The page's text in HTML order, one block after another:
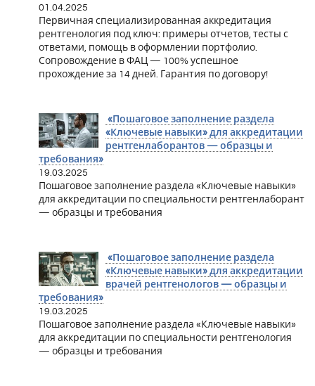
01.04.2025
Первичная специализированная аккредитация
рентгенология под ключ: примеры отчетов, тесты с
ответами, помощь в оформлении портфолио.
Сопровождение в ФАЦ — 100% успешное
прохождение за 14 дней. Гарантия по договору!
«Пошаговое заполнение раздела
«Ключевые навыки» для аккредитации
рентгенлаборантов — образцы и
требования»
19.03.2025
Пошаговое заполнение раздела «Ключевые навыки»
для аккредитации по специальности рентгенлаборант
— образцы и требования
«Пошаговое заполнение раздела
«Ключевые навыки» для аккредитации
врачей рентгенологов — образцы и
требования»
19.03.2025
Пошаговое заполнение раздела «Ключевые навыки»
для аккредитации по специальности рентгенология
— образцы и требования